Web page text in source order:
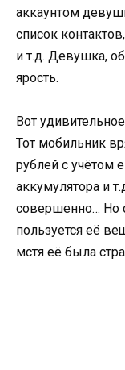
аккаунтом
список
и т.д. Девушка,
ярость.
Вот
Тот мобильник
рублей с учётом
аккумулятора и
совершенно… Но
пользуется её
мстя её была